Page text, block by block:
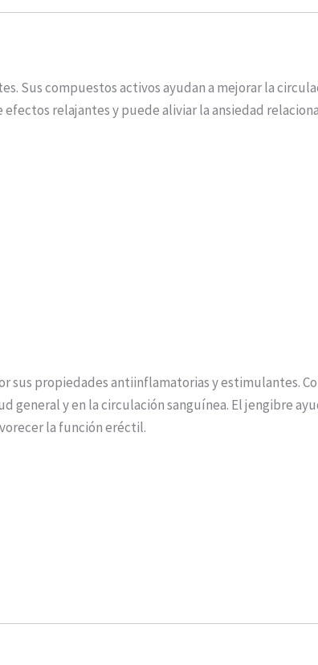
Sus compuestos activos ayudan a mejorar la
relajantes y puede aliviar la ansiedad
sus propiedades antiinflamatorias y estimulantes.
y en la circulación sanguínea. El jengibre
la función eréctil.